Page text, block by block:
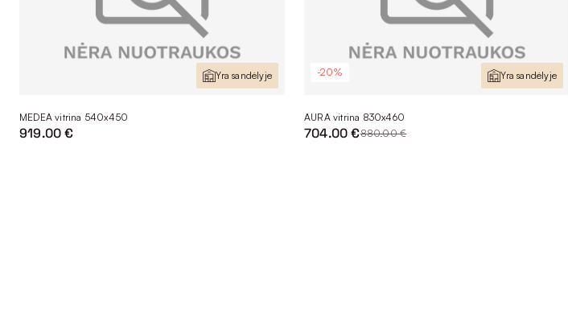
Yra sandėlyje
MEDEA vitrina 540x450
919.00 €
-20% Yra sandėlyje
AURA vitrina 830x460
704.00 €880.00 €